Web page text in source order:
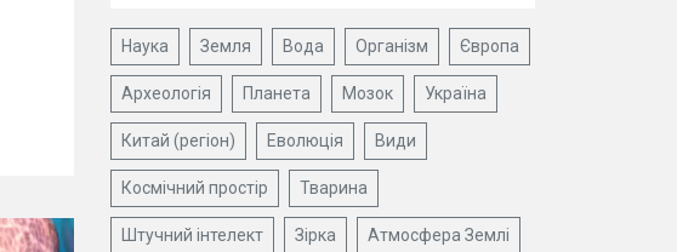
Наука Земля Вода Організм Європа
Археологія Планета Мозок Україна
Китай (регіон) Еволюція Види
Космічний простір Тварина
Штучний інтелект Зірка Атмосфера Землі